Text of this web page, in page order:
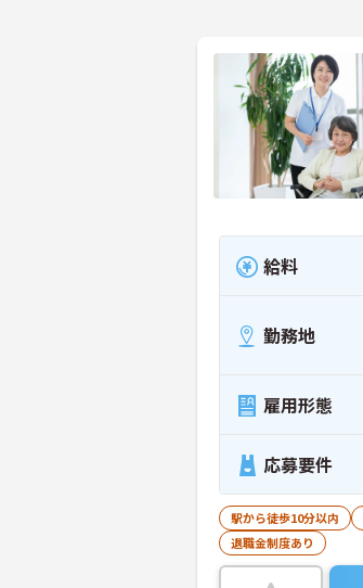
給料
勤務地
雇用形態
応募要件
駅から徒歩10分以内
退職金制度あり